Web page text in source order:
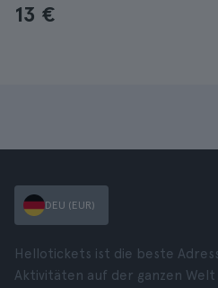
13 €
DEU (EUR)
Hellotickets ist die beste
Aktivitäten auf der ganzen Welt